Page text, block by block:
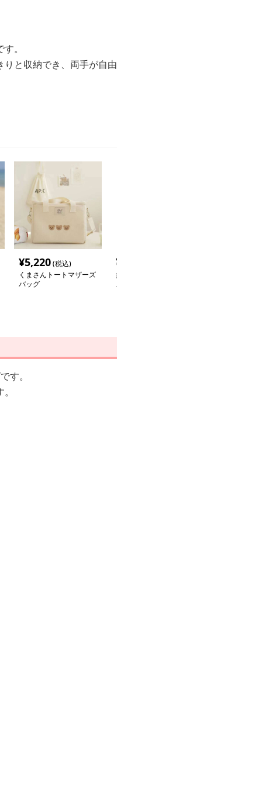
。
と収納でき、両手が自由
¥5,220(税込)
くまさんトートマザーズ
バッグ
¥
多機能デイジー柄マザー
ズバッグセット
す。